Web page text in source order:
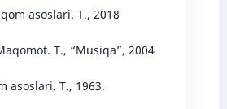
asoslari. T., 2018
T., “Musiqa”, 2004
asoslari. T., 1963.